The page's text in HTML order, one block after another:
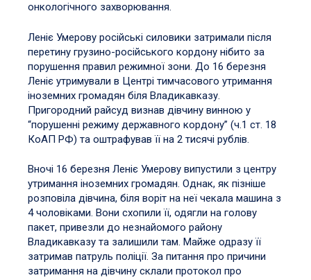
онкологічного захворювання.
Леніє Умерову російські силовики затримали після
перетину грузино-російського кордону нібито за
порушення правил режимної зони. До 16 березня
Леніє утримували в Центрі тимчасового утримання
іноземних громадян біля Владикавказу.
Пригородний райсуд визнав дівчину винною у
“порушенні режиму державного кордону” (ч.1 ст. 18
КоАП РФ) та оштрафував її на 2 тисячі рублів.
Вночі 16 березня Леніє Умерову випустили з центру
утримання іноземних громадян. Однак, як пізніше
розповіла дівчина, біля воріт на неї чекала машина з
4 чоловіками. Вони схопили її, одягли на голову
пакет, привезли до незнайомого району
Владикавказу та залишили там. Майже одразу її
затримав патруль поліції. За питання про причини
затримання на дівчину склали протокол про